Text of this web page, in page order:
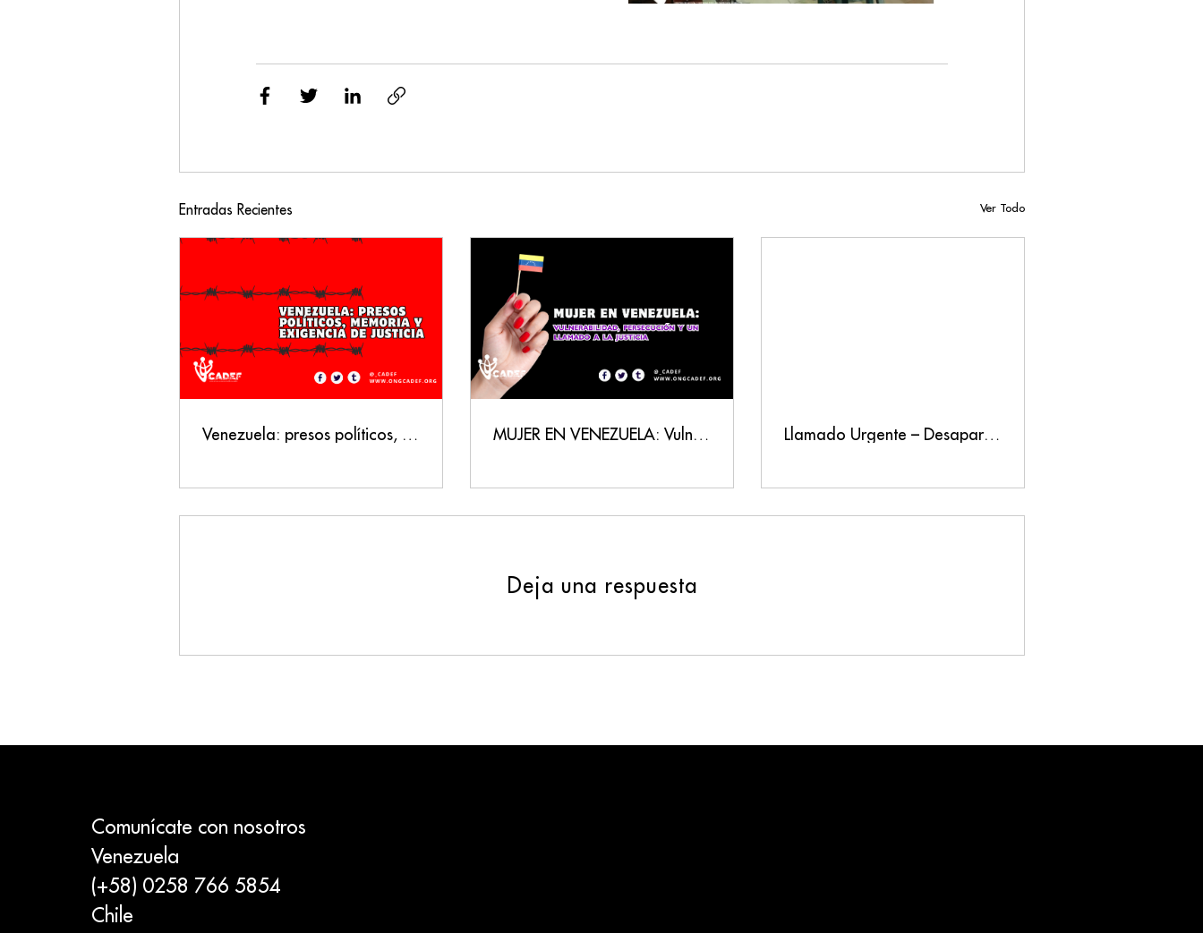
Entradas Recientes Ver Todo
Venezuela: presos políticos, memoria y exigencia de justicia MUJER EN VENEZUELA: Vulnerabilidad, Persecución y un Llamado a la Justicia Llamado Urgente – Desaparición forzada del defensor Carlos Correa
Deja una respuesta
Comunícate con nosotros
Venezuela
(+58) 0258 766 5854
Chile